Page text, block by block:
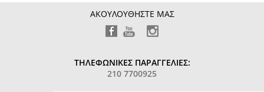
ΑΚΟΥΛΟΥΘΗΣΤΕ ΜΑΣ
ΤΗΛΕΦΩΝΙΚΕΣ ΠΑΡΑΓΓΕΛΙΕΣ:
210 7700925